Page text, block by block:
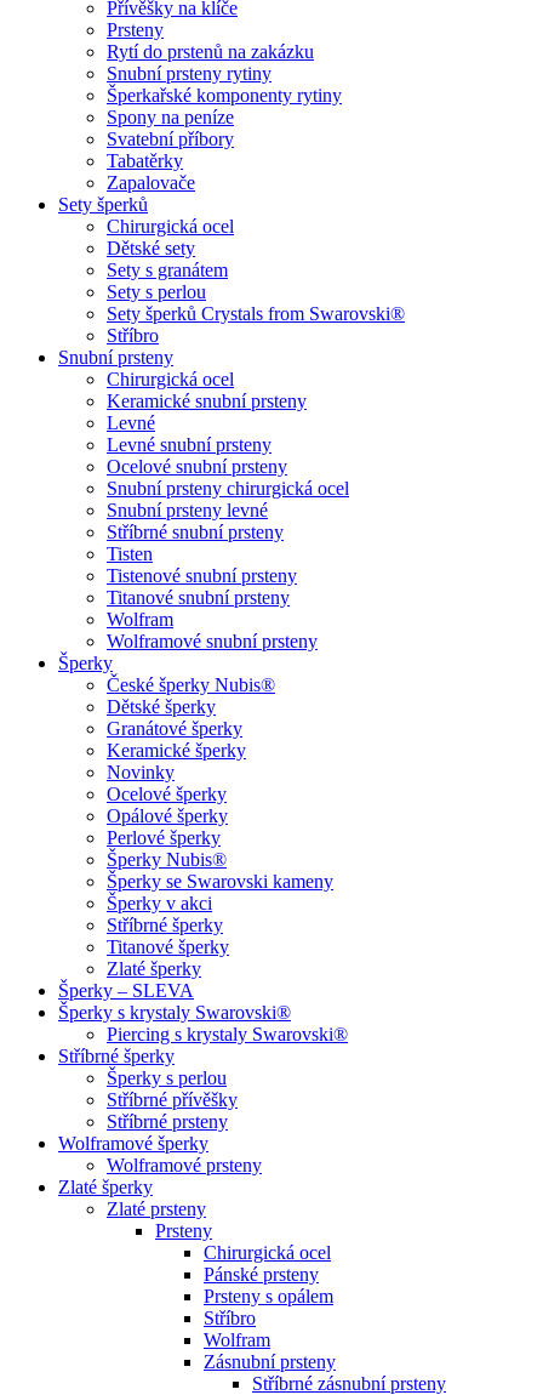
Přívěšky na klíče
Prsteny
Rytí do prstenů na zakázku
Snubní prsteny rytiny
Šperkařské komponenty rytiny
Spony na peníze
Svatební příbory
Tabatěrky
Zapalovače
Sety šperků
Chirurgická ocel
Dětské sety
Sety s granátem
Sety s perlou
Sety šperků Crystals from Swarovski®
Stříbro
Snubní prsteny
Chirurgická ocel
Keramické snubní prsteny
Levné
Levné snubní prsteny
Ocelové snubní prsteny
Snubní prsteny chirurgická ocel
Snubní prsteny levné
Stříbrné snubní prsteny
Tisten
Tistenové snubní prsteny
Titanové snubní prsteny
Wolfram
Wolframové snubní prsteny
Šperky
České šperky Nubis®
Dětské šperky
Granátové šperky
Keramické šperky
Novinky
Ocelové šperky
Opálové šperky
Perlové šperky
Šperky Nubis®
Šperky se Swarovski kameny
Šperky v akci
Stříbrné šperky
Titanové šperky
Zlaté šperky
Šperky – SLEVA
Šperky s krystaly Swarovski®
Piercing s krystaly Swarovski®
Stříbrné šperky
Šperky s perlou
Stříbrné přívěšky
Stříbrné prsteny
Wolframové šperky
Wolframové prsteny
Zlaté šperky
Zlaté prsteny
Prsteny
Chirurgická ocel
Pánské prsteny
Prsteny s opálem
Stříbro
Wolfram
Zásnubní prsteny
Stříbrné zásnubní prsteny